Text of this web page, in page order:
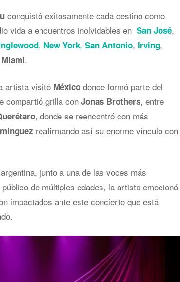
conquistó exitosamente cada destino como
vida a encuentros inolvidables en San José,
, New York, San Antonio, Irving,
Miami.
artista visitó México donde formó parte del
compartió grilla con Jonas Brothers, entre
, donde se reencontró con más
reafirmando así su enorme vínculo con
junto a una de las voces más
de múltiples edades, la artista emocionó
impactados ante este concierto que está